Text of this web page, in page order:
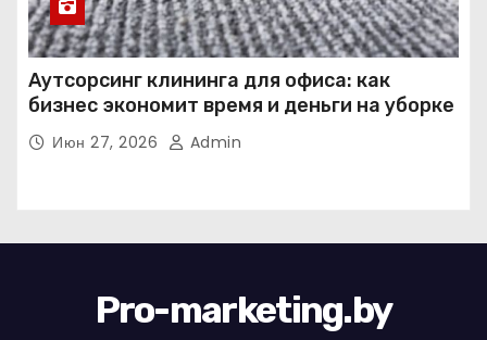
Аутсорсинг клининга для офиса: как
бизнес экономит время и деньги на уборке
Июн 27, 2026 Admin
Pro-marketing.by